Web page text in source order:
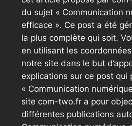
du sujet « Communication
efficace ». Ce post a été
la plus complète qui soit.
en utilisant les
notre site dans le but
explications sur ce post qui
« Communication
site com-two.fr a pour
différentes publications